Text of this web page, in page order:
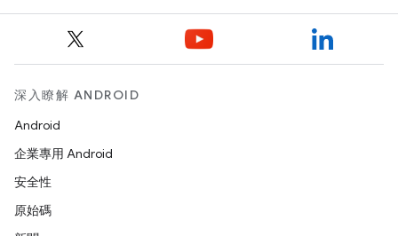
深入瞭解 ANDROID
Android
企業專用 Android
安全性
原始碼